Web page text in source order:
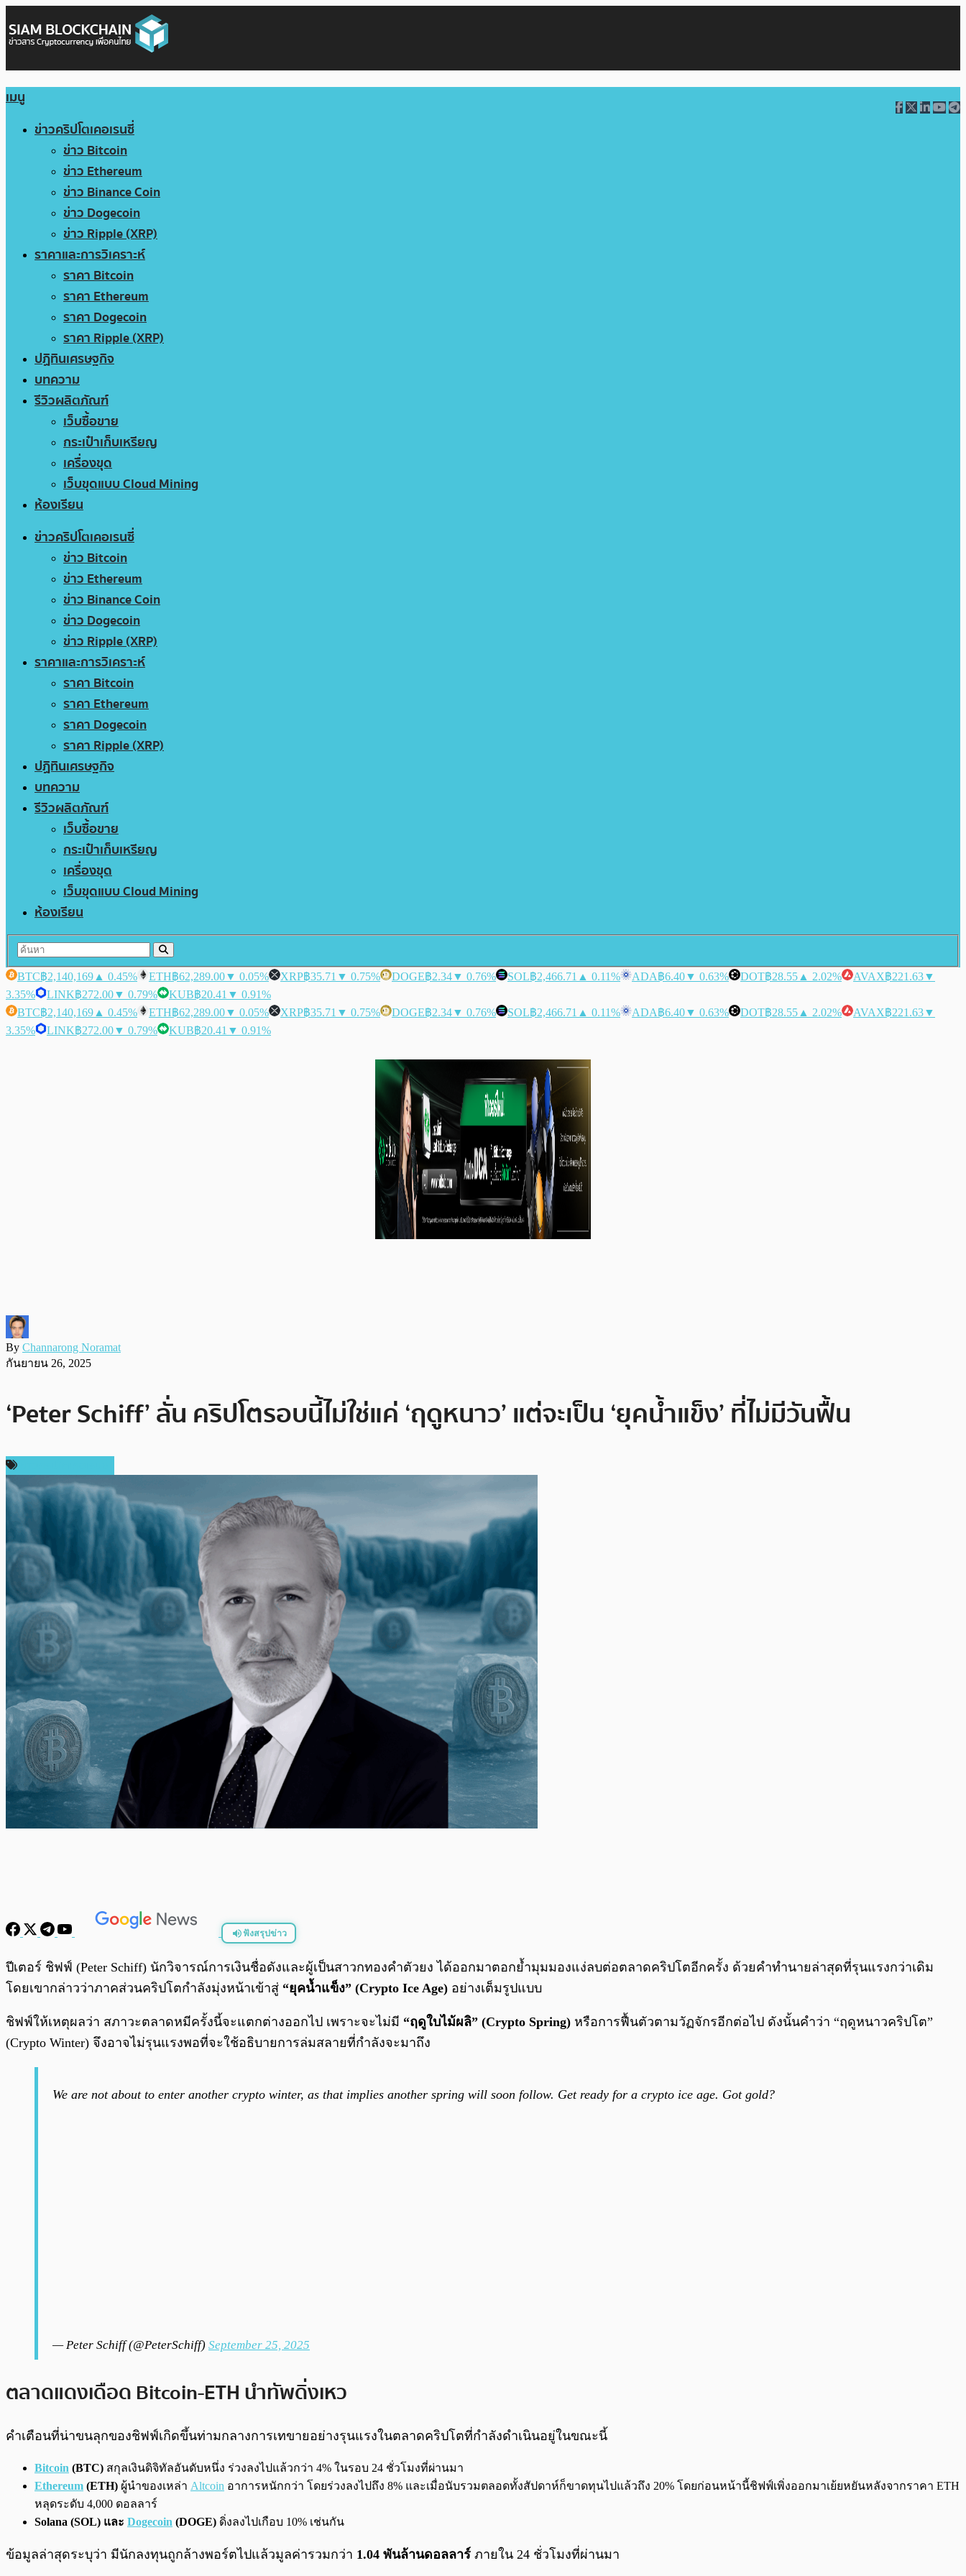
เมนู
ข่าวคริปโตเคอเรนซี่
ข่าว Bitcoin
ข่าว Ethereum
ข่าว Binance Coin
ข่าว Dogecoin
ข่าว Ripple (XRP)
ราคาและการวิเคราะห์
ราคา Bitcoin
ราคา Ethereum
ราคา Dogecoin
ราคา Ripple (XRP)
ปฏิทินเศรษฐกิจ
บทความ
รีวิวผลิตภัณฑ์
เว็บซื้อขาย
กระเป๋าเก็บเหรียญ
เครื่องขุด
เว็บขุดแบบ Cloud Mining
ห้องเรียน
ข่าวคริปโตเคอเรนซี่
ข่าว Bitcoin
ข่าว Ethereum
ข่าว Binance Coin
ข่าว Dogecoin
ข่าว Ripple (XRP)
ราคาและการวิเคราะห์
ราคา Bitcoin
ราคา Ethereum
ราคา Dogecoin
ราคา Ripple (XRP)
ปฏิทินเศรษฐกิจ
บทความ
รีวิวผลิตภัณฑ์
เว็บซื้อขาย
กระเป๋าเก็บเหรียญ
เครื่องขุด
เว็บขุดแบบ Cloud Mining
ห้องเรียน
BTC฿2,140,169 ▲ 0.45% ETH฿62,289.00▼ 0.05% XRP฿35.71 ▼ 0.75% DOGE฿2.34▼ 0.76% SOL฿2,466.71 ▲ 0.11% ADA฿6.40▼ 0.63% DOT฿28.55 ▲ 2.02% AVAX฿221.63▼
3.35%
LINK฿272.00▼ 0.79% KUB฿20.41 ▼ 0.91%
BTC฿2,140,169 ▲ 0.45% ETH฿62,289.00▼ 0.05% XRP฿35.71 ▼ 0.75% DOGE฿2.34▼ 0.76% SOL฿2,466.71 ▲ 0.11% ADA฿6.40▼ 0.63% DOT฿28.55 ▲ 2.02% AVAX฿221.63▼
3.35%
LINK฿272.00▼ 0.79% KUB฿20.41 ▼ 0.91%
By Channarong Noramat
กันยายน 26, 2025
‘Peter Schiff’ ลั่น คริปโตรอบนี้ไม่ใช่แค่ ‘ฤดูหนาว’ แต่จะเป็น ‘ยุคน้ำแข็ง’ ที่ไม่มีวันฟื้น
ฟังสรุปข่าว
พร้อมเล่น 0:00
ปีเตอร์ ชิฟฟ์ (Peter Schiff) นักวิจารณ์การเงินชื่อดังและผู้เป็นสาวกทองคำตัวยง ได้ออกมาตอกย้ำมุมมองแง่ลบต่อตลาดคริปโตอีกครั้ง ด้วยคำทำนายล่าสุดที่รุนแรงกว่าเดิม
โดยเขากล่าวว่าภาคส่วนคริปโตกำลังมุ่งหน้าเข้าสู่ “ยุคน้ำแข็ง” (Crypto Ice Age) อย่างเต็มรูปแบบ
ชิฟฟ์ให้เหตุผลว่า สภาวะตลาดหมีครั้งนี้จะแตกต่างออกไป เพราะจะไม่มี “ฤดูใบไม้ผลิ” (Crypto Spring) หรือการฟื้นตัวตามวัฏจักรอีกต่อไป ดังนั้นคำว่า “ฤดูหนาวคริปโต”
(Crypto Winter) จึงอาจไม่รุนแรงพอที่จะใช้อธิบายการล่มสลายที่กำลังจะมาถึง
We are not about to enter another crypto winter, as that implies another spring will soon follow. Get ready for a crypto ice age. Got gold?
— Peter Schiff (@PeterSchiff) September 25, 2025
ตลาดแดงเดือด Bitcoin-ETH นำทัพดิ่งเหว
คำเตือนที่น่าขนลุกของชิฟฟ์เกิดขึ้นท่ามกลางการเทขายอย่างรุนแรงในตลาดคริปโตที่กำลังดำเนินอยู่ในขณะนี้
Bitcoin (BTC) สกุลเงินดิจิทัลอันดับหนึ่ง ร่วงลงไปแล้วกว่า 4% ในรอบ 24 ชั่วโมงที่ผ่านมา
Ethereum (ETH) ผู้นำของเหล่า Altcoin อาการหนักกว่า โดยร่วงลงไปถึง 8% และเมื่อนับรวมตลอดทั้งสัปดาห์ก็ขาดทุนไปแล้วถึง 20% โดยก่อนหน้านี้ชิฟฟ์เพิ่งออกมาเย้ยหยันหลังจากราคา ETH
หลุดระดับ 4,000 ดอลลาร์
Solana (SOL) และ Dogecoin (DOGE) ดิ่งลงไปเกือบ 10% เช่นกัน
ข้อมูลล่าสุดระบุว่า มีนักลงทุนถูกล้างพอร์ตไปแล้วมูลค่ารวมกว่า 1.04 พันล้านดอลลาร์ ภายใน 24 ชั่วโมงที่ผ่านมา